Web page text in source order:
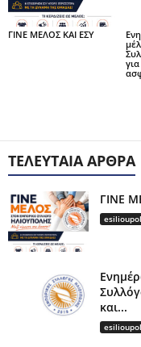
ΓΙΝΕ ΜΕΛΟΣ ΚΑΙ ΕΣΥ
ΤΕΛΕΥΤΑΊΑ ΆΡΘΡΑ
ΓΙΝΕ
και...